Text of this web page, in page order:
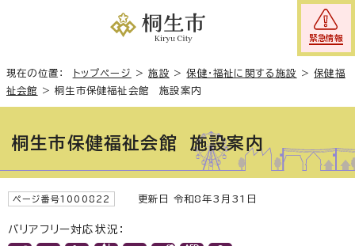
緊急情報
現在の位置： トップページ >施設 >保健・福祉に関する施設 >保健福
祉会館
>桐生市保健福祉会館 施設案内
桐生市保健福祉会館 施設案内
ページ番号1000822 更新日 令和8年3月31日
バリアフリー対応状況：